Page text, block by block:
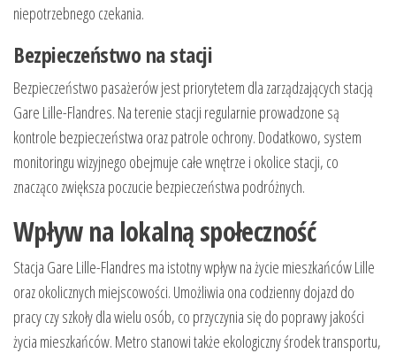
niepotrzebnego czekania.
Bezpieczeństwo na stacji
Bezpieczeństwo pasażerów jest priorytetem dla zarządzających stacją
Gare Lille-Flandres. Na terenie stacji regularnie prowadzone są
kontrole bezpieczeństwa oraz patrole ochrony. Dodatkowo, system
monitoringu wizyjnego obejmuje całe wnętrze i okolice stacji, co
znacząco zwiększa poczucie bezpieczeństwa podróżnych.
Wpływ na lokalną społeczność
Stacja Gare Lille-Flandres ma istotny wpływ na życie mieszkańców Lille
oraz okolicznych miejscowości. Umożliwia ona codzienny dojazd do
pracy czy szkoły dla wielu osób, co przyczynia się do poprawy jakości
życia mieszkańców. Metro stanowi także ekologiczny środek transportu,